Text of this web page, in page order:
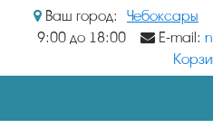
Ваш город: Чебоксары
9:00 до 18:00
E-mail: